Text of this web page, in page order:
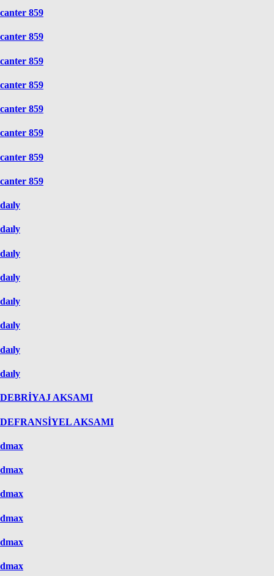
canter 859
canter 859
canter 859
canter 859
canter 859
canter 859
canter 859
canter 859
daıly
daıly
daıly
daıly
daıly
daıly
daıly
daıly
DEBRİYAJ AKSAMI
DEFRANSİYEL AKSAMI
dmax
dmax
dmax
dmax
dmax
dmax